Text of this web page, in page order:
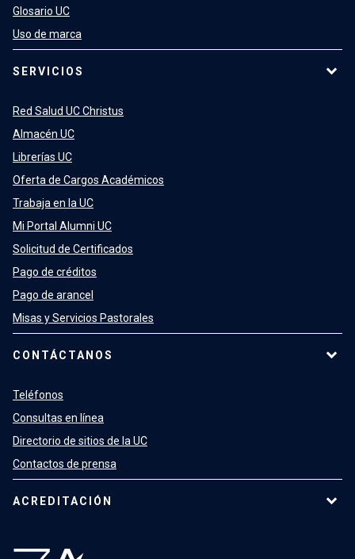
Glosario UC
Uso de marca
SERVICIOS
Red Salud UC Christus
Almacén UC
Librerías UC
Oferta de Cargos Académicos
Trabaja en la UC
Mi Portal Alumni UC
Solicitud de Certificados
Pago de créditos
Pago de arancel
Misas y Servicios Pastorales
CONTÁCTANOS
Teléfonos
Consultas en línea
Directorio de sitios de la UC
Contactos de prensa
ACREDITACIÓN